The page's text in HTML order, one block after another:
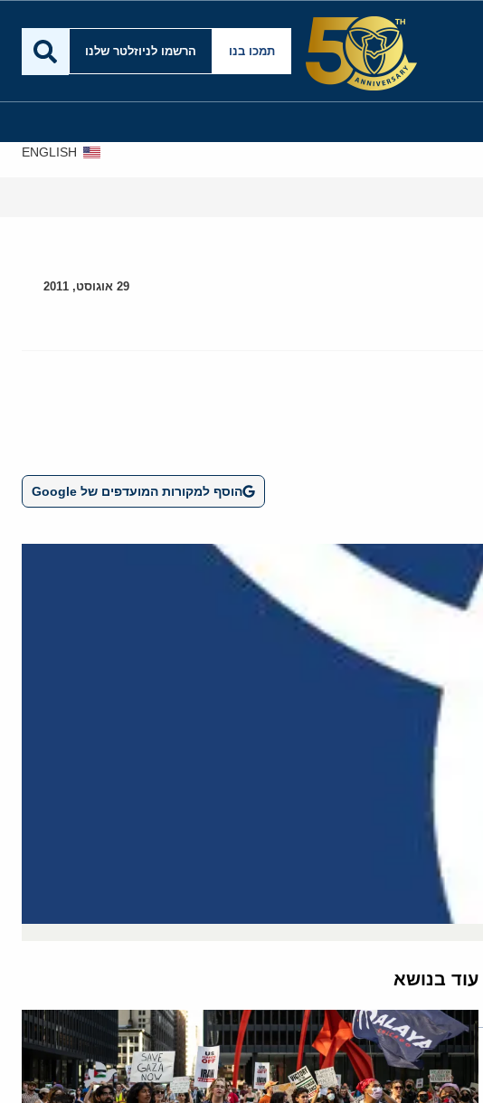
תמכו בנו הרשמו לניוזלטר שלנו
ENGLISH
29 אוגוסט, 2011
הוסף למקורות המועדפים של Google
עוד בנושא